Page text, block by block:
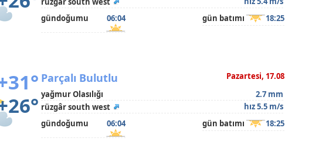
gündoğumu
06:04 gün batımı 18:25
Pazartesi, 17.08
Parçalı Bulutlu
yağmur Olasılığı
2.7 mm
rüzgâr south west
hız 5.5 m/s
gündoğumu
06:04 gün batımı 18:25